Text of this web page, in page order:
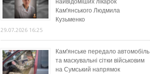
найвідоміших лікарок
Кам’янського Людмила
Кузьменко
29.07.2026 16:25
Кам’янське передало автомобіль
та маскувальні сітки військовим
на Сумський напрямок